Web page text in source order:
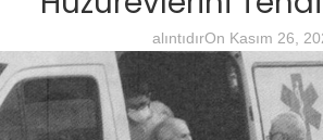
alıntıdırOn Kasım 26,